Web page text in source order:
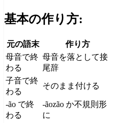
基本の作り方:
元の語末 作り方
母音で終
わる
母音を落として接
尾辞
子音で終
わる
そのまま付ける
-ão で終
わる
-ãozão か不規則形
に